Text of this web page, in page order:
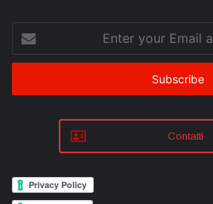
Enter
your
Email
Contatti